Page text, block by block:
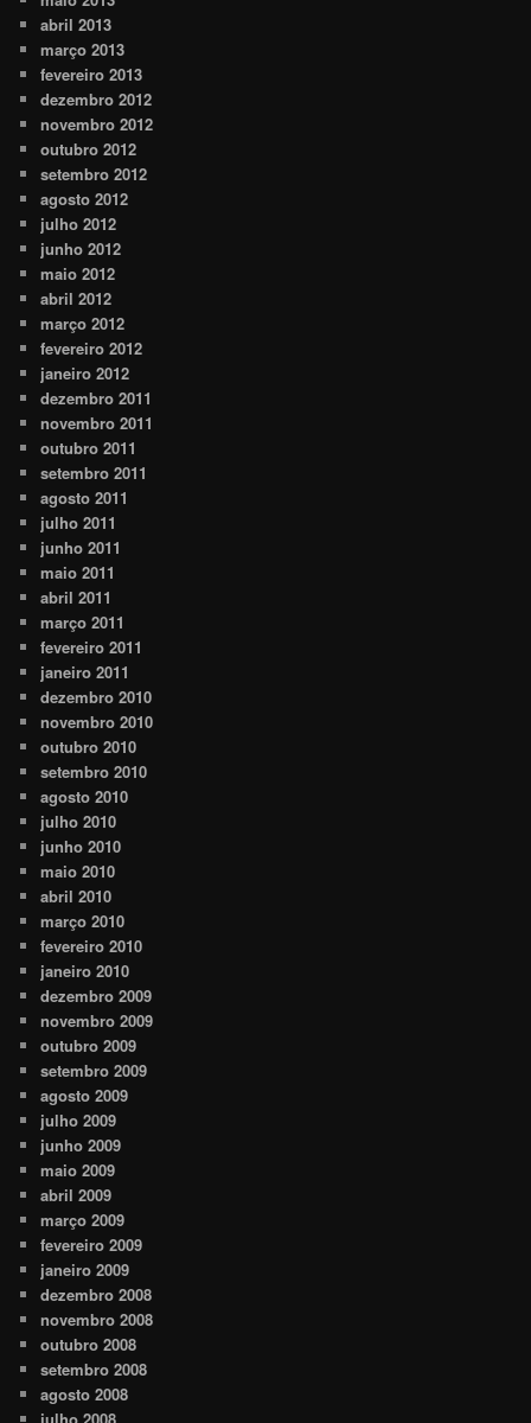
abril 2013
março 2013
fevereiro 2013
dezembro 2012
novembro 2012
outubro 2012
setembro 2012
agosto 2012
julho 2012
junho 2012
maio 2012
abril 2012
março 2012
fevereiro 2012
janeiro 2012
dezembro 2011
novembro 2011
outubro 2011
setembro 2011
agosto 2011
julho 2011
junho 2011
maio 2011
abril 2011
março 2011
fevereiro 2011
janeiro 2011
dezembro 2010
novembro 2010
outubro 2010
setembro 2010
agosto 2010
julho 2010
junho 2010
maio 2010
abril 2010
março 2010
fevereiro 2010
janeiro 2010
dezembro 2009
novembro 2009
outubro 2009
setembro 2009
agosto 2009
julho 2009
junho 2009
maio 2009
abril 2009
março 2009
fevereiro 2009
janeiro 2009
dezembro 2008
novembro 2008
outubro 2008
setembro 2008
agosto 2008